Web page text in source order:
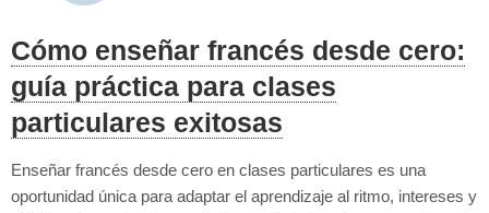
Cómo enseñar francés desde cero:
guía práctica para clases
particulares exitosas
Enseñar francés desde cero en clases particulares es una
oportunidad única para adaptar el aprendizaje al ritmo, intereses y